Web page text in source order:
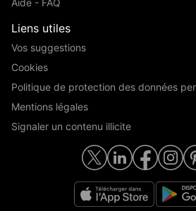
Liens utiles
Vos suggestions
Cookies
Politique de protection des données
Mentions légales
Signaler un contenu illicite